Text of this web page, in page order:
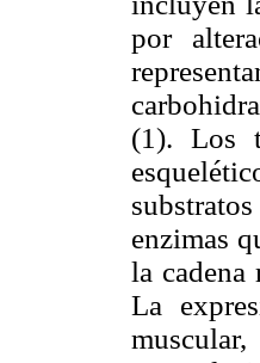
por
(1). Los
enzimas
la cadena
La